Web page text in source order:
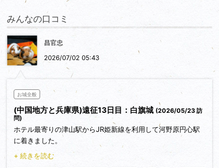
みんなの口コミ
昌官忠
2026/07/02 05:43
お城全般
(中国地方と兵庫県)遠征13日目：白旗城 (2026/05/23 訪
問)
ホテル最寄りの津山駅からJR姫新線を利用して河野原円心駅
に着きました。
河野原円心駅から徒歩３０分弱で、白旗山細野登山口(３４．
９１０５４８、１３４．３６６２８９６)に到着しました。
+ 続きを読む